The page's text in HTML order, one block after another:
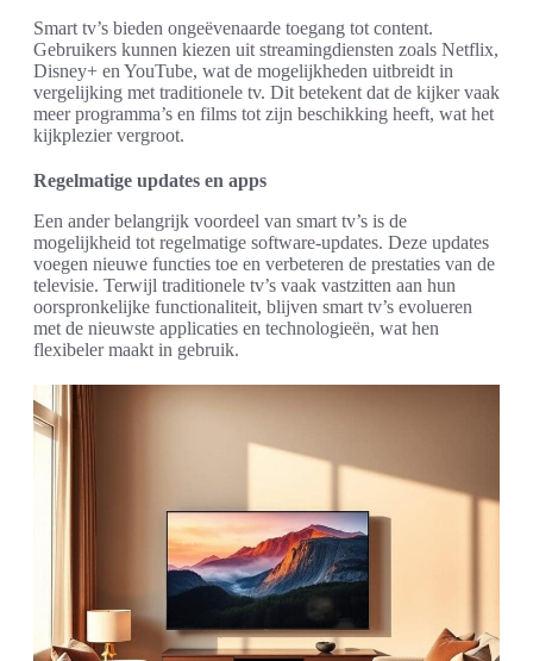
Smart tv’s bieden ongeëvenaarde toegang tot content.
Gebruikers kunnen kiezen uit streamingdiensten zoals Netflix,
Disney+ en YouTube, wat de mogelijkheden uitbreidt in
vergelijking met traditionele tv. Dit betekent dat de kijker vaak
meer programma’s en films tot zijn beschikking heeft, wat het
kijkplezier vergroot.
Regelmatige updates en apps
Een ander belangrijk voordeel van smart tv’s is de
mogelijkheid tot regelmatige software-updates. Deze updates
voegen nieuwe functies toe en verbeteren de prestaties van de
televisie. Terwijl traditionele tv’s vaak vastzitten aan hun
oorspronkelijke functionaliteit, blijven smart tv’s evolueren
met de nieuwste applicaties en technologieën, wat hen
flexibeler maakt in gebruik.